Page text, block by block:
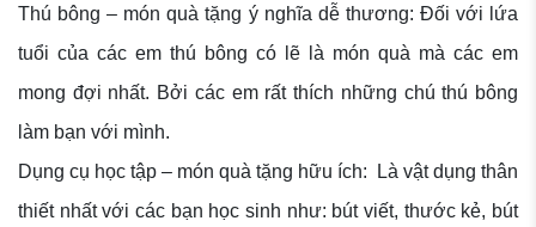
Thú bông – món quà tặng ý nghĩa dễ thương: Đối với lứa
tuổi của các em thú bông có lẽ là món quà mà các em
mong đợi nhất. Bởi các em rất thích những chú thú bông
làm bạn với mình.
Dụng cụ học tập – món quà tặng hữu ích: Là vật dụng thân
thiết nhất với các bạn học sinh như: bút viết, thước kẻ, bút